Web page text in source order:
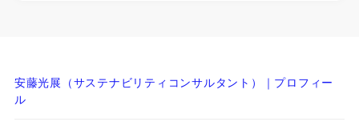
安藤光展（サステナビリティコンサルタント）｜プロフィー
ル